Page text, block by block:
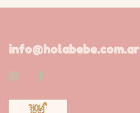
info@holabebe.com.ar